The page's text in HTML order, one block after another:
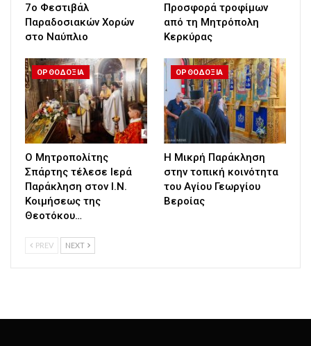
7ο Φεστιβάλ
Παραδοσιακών Χορών
στο Ναύπλιο
Προσφορά τροφίμων
από τη Μητρόπολη
Κερκύρας
ΟΡΘΟΔΟΞΙΑ
Ο Μητροπολίτης
Σπάρτης τέλεσε Ιερά
Παράκληση στον Ι.Ν.
Κοιμήσεως της
Θεοτόκου…
ΟΡΘΟΔΟΞΙΑ
Η Μικρή Παράκληση
στην τοπική κοινότητα
του Αγίου Γεωργίου
Βεροίας
PREV NEXT